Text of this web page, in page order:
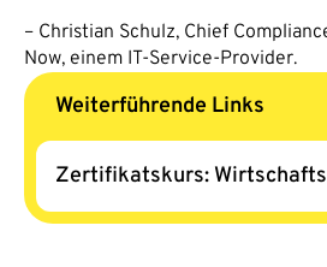
– Christian Schulz, Chief
Now, einem IT-Service-Provider.
Weiterführende Links
Zertifikatskurs: